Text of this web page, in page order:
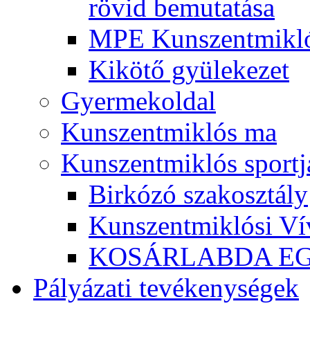
rövid bemutatása
MPE
Kikötő gyülekezet
Gyermekoldal
Kunszentmiklós ma
Kunszentmiklós
Birkózó szakosztály
Kunszentmiklósi
KOSÁRLABDA
Pályázati tevékenységek